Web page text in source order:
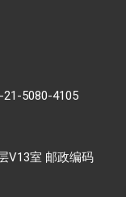
21-5080-4105
V13室 邮政编码